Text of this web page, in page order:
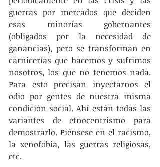
guerras por mercados que deciden
esas minorías gobernantes
(obligados por la necesidad de
ganancias), pero se transforman en
carnicerías que hacemos y sufrimos
nosotros, los que no tenemos nada.
Para esto precisan inyectarnos el
odio por gentes de nuestra misma
condición social. Ahí están todas las
variantes de etnocentrismo para
demostrarlo. Piénsese en el racismo,
la xenofobia, las guerras religiosas,
etc.